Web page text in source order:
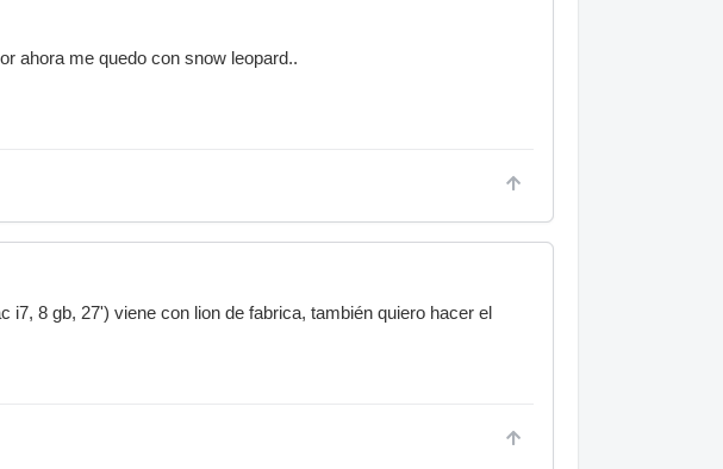
ahora me quedo con snow leopard..
8 gb, 27') viene con lion de fabrica, también quiero hacer el